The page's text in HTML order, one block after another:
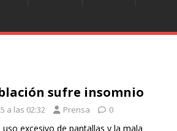
sufre insomnio
a las 02:32 Prensa 0
uso excesivo de pantallas y la mala